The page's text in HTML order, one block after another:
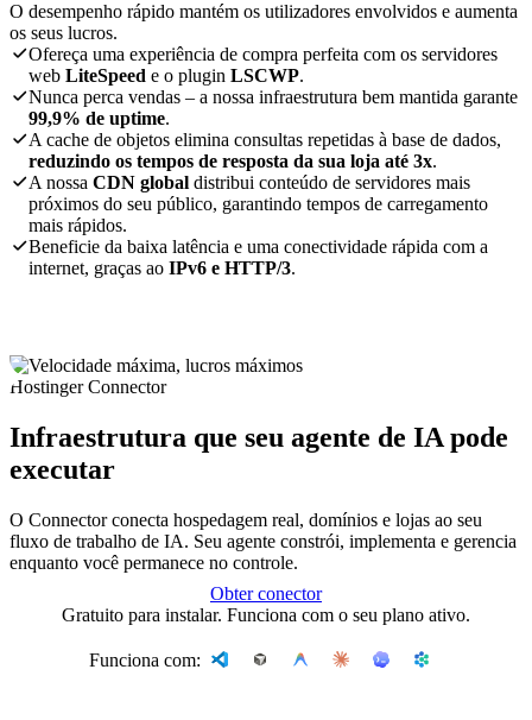
O desempenho rápido mantém os utilizadores envolvidos e aumenta
os seus lucros.
Ofereça uma experiência de compra perfeita com os servidores
web LiteSpeed e o plugin LSCWP.
Nunca perca vendas – a nossa infraestrutura bem mantida garante
99,9% de uptime.
A cache de objetos elimina consultas repetidas à base de dados,
reduzindo os tempos de resposta da sua loja até 3x.
A nossa CDN global distribui conteúdo de servidores mais
próximos do seu público, garantindo tempos de carregamento
mais rápidos.
Beneficie da baixa latência e uma conectividade rápida com a
internet, graças ao IPv6 e HTTP/3.
Hostinger Connector
Infraestrutura que seu agente de IA pode
executar
O Connector conecta hospedagem real, domínios e lojas ao seu
fluxo de trabalho de IA. Seu agente constrói, implementa e gerencia
enquanto você permanece no controle.
Obter conector
Gratuito para instalar. Funciona com o seu plano ativo.
Funciona com: